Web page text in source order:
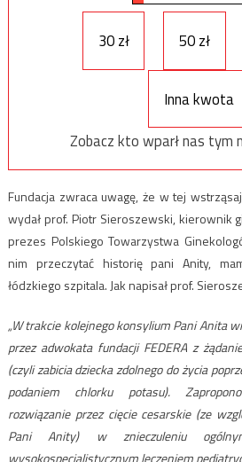
30 zł 50 zł
Inna kwota
Zobacz kto wparł nas tym
Fundacja zwraca uwagę, że w tej
wydał prof. Piotr Sieroszewski, kierownik
prezes Polskiego Towarzystwa
nim przeczytać historię pani Anity,
łódzkiego szpitala. Jak napisał prof.
„W trakcie kolejnego konsylium Pani Anita
przez adwokata fundacji FEDERA z
(czyli zabicia dziecka zdolnego do życia
podaniem chlorku potasu).
rozwiązanie przez cięcie cesarskie (ze
Pani Anity) w znieczuleniu
wysokospecjalistycznym leczeniem